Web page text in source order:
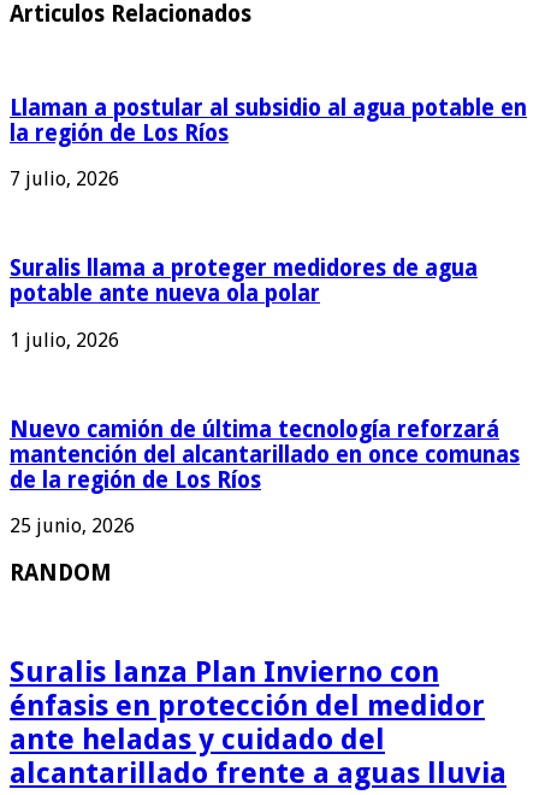
Articulos Relacionados
Llaman a postular al subsidio al agua potable en
la región de Los Ríos
7 julio, 2026
Suralis llama a proteger medidores de agua
potable ante nueva ola polar
1 julio, 2026
Nuevo camión de última tecnología reforzará
mantención del alcantarillado en once comunas
de la región de Los Ríos
25 junio, 2026
RANDOM
Suralis lanza Plan Invierno con
énfasis en protección del medidor
ante heladas y cuidado del
alcantarillado frente a aguas lluvia